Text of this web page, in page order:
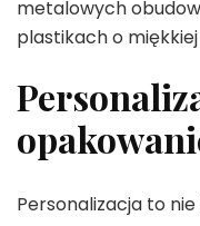
metalowych
plastikach o
Personalizacja to